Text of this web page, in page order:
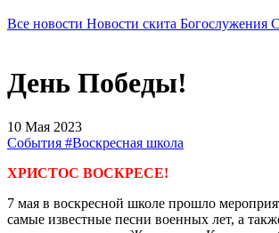
Все новости Новости скита Богослужения
День Победы!
10 Мая 2023
События #Воскресная школа
ХРИСТОС ВОСКРЕСЕ!
7 мая в воскресной школе прошло
самые известные песни военных лет, а